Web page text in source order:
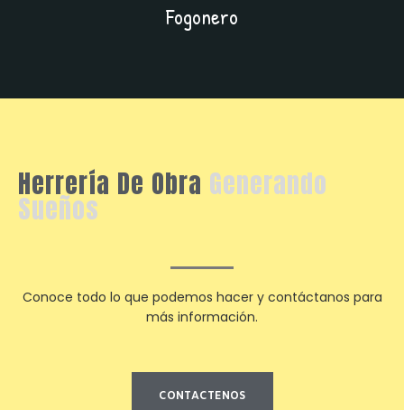
Fogonero
Herrería De Obra Generando
Sueños
Conoce todo lo que podemos hacer y contáctanos para
más información.
CONTACTENOS